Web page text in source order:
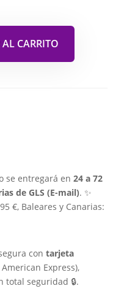
CARRITO
se entregará en 24 a 72
de GLS (E-mail). ✨
€, Baleares y Canarias:
con tarjeta
Express),
total seguridad 🔒.